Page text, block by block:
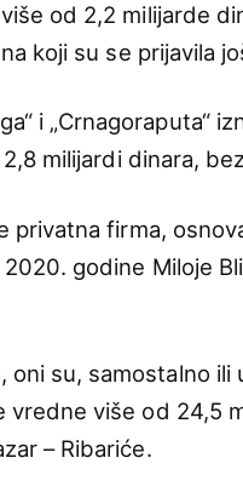
od 2,2 milijarde
koji su se prijavila
i „Crnagoraputa“
2,8 milijardi dinara,
privatna firma,
godine Miloje
oni su, samostalno
više od 24,5
– Ribariće.